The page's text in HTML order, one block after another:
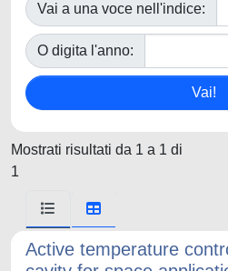
Vai a una voce nell'indice:
O digita l'anno:
Mostrati risultati da 1 a 1 di
1
Active temperature